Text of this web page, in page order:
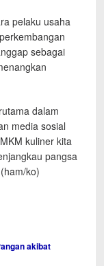
pelaku usaha
sebagai
dalam
media sosial
kuliner kita
pangsa
ko)
akibat